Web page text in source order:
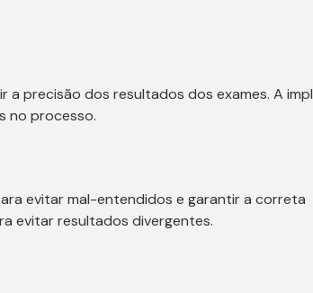
precisão dos resultados dos exames. A
no processo.
evitar mal-entendidos e garantir a correta
evitar resultados divergentes.